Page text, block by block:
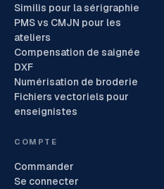
Similis pour la sérigraphie
PMS vs CMJN pour les
ateliers
Compensation de saignée
DXF
Numérisation de broderie
Fichiers vectoriels pour
enseignistes
COMPTE
Commander
Se connecter